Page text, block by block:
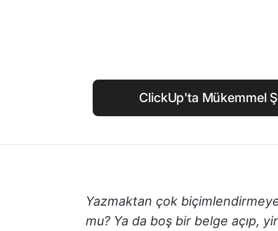
ClickUp'ta Mükemmel
Yazmaktan çok
mu? Ya da boş bir belge açıp,